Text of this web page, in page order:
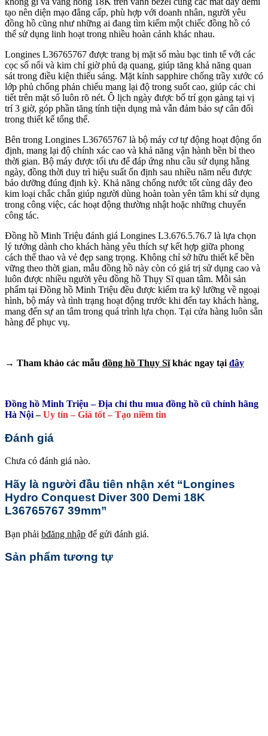
tạo nên diện mạo đẳng cấp, phù hợp với doanh nhân, người yêu
đồng hồ cũng như những ai đang tìm kiếm một chiếc đồng hồ có
thể sử dụng linh hoạt trong nhiều hoàn cảnh khác nhau.
Longines L36765767 được trang bị mặt số màu bạc tinh tế với các
cọc số nổi và kim chỉ giờ phủ dạ quang, giúp tăng khả năng quan
sát trong điều kiện thiếu sáng. Mặt kính sapphire chống trầy xước có
lớp phủ chống phản chiếu mang lại độ trong suốt cao, giúp các chi
tiết trên mặt số luôn rõ nét. Ô lịch ngày được bố trí gọn gàng tại vị
trí 3 giờ, góp phần tăng tính tiện dụng mà vẫn đảm bảo sự cân đối
trong thiết kế tổng thể.
Bên trong Longines L36765767 là bộ máy cơ tự động hoạt động ổn
định, mang lại độ chính xác cao và khả năng vận hành bền bỉ theo
thời gian. Bộ máy được tối ưu để đáp ứng nhu cầu sử dụng hằng
ngày, đồng thời duy trì hiệu suất ổn định sau nhiều năm nếu được
bảo dưỡng đúng định kỳ. Khả năng chống nước tốt cùng dây đeo
kim loại chắc chắn giúp người dùng hoàn toàn yên tâm khi sử dụng
trong công việc, các hoạt động thường nhật hoặc những chuyến
công tác.
Đồng hồ Minh Triệu đánh giá Longines L3.676.5.76.7 là lựa chọn
lý tưởng dành cho khách hàng yêu thích sự kết hợp giữa phong
cách thể thao và vẻ đẹp sang trọng. Không chỉ sở hữu thiết kế bền
vững theo thời gian, mẫu đồng hồ này còn có giá trị sử dụng cao và
luôn được nhiều người yêu đồng hồ Thụy Sĩ quan tâm. Mỗi sản
phẩm tại Đồng hồ Minh Triệu đều được kiểm tra kỹ lưỡng về ngoại
hình, bộ máy và tình trạng hoạt động trước khi đến tay khách hàng,
mang đến sự an tâm trong quá trình lựa chọn. Tại cửa hàng luôn sẵn
hàng để phục vụ.
→ Tham khảo các mẫu đồng hồ Thụy Sĩkhác ngay tại đây
Đồng hồ Minh Triệu – Địa chỉ thu mua đồng hồ cũ chính hãng
Hà Nội–Uy tín – Giá tốt – Tạo niềm tin
Đánh giá
Chưa có đánh giá nào.
Hãy là người đầu tiên nhận xét “Longines
Hydro Conquest Diver 300 Demi 18K
L36765767 39mm”
Bạn phải bđăng nhập để gửi đánh giá.
Sản phẩm tương tự